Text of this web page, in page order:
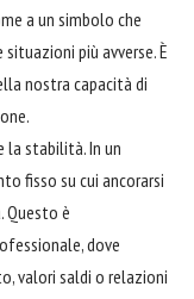
a un simbolo che
più avverse. È
nostra capacità di
la stabilità. In un
fisso su cui ancorarsi
Questo è
dove
valori saldi o relazioni